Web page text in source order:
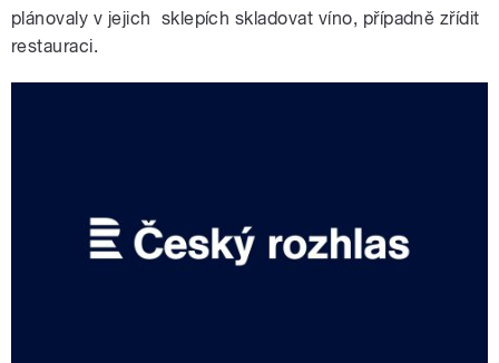
plánovaly v jejich sklepích skladovat víno, případně zřídit
restauraci.